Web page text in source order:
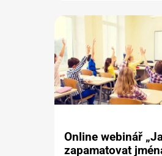
Online webinář
zapamatovat